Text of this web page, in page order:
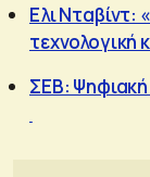
Ελι Νταβίντ:
τεχνολογική
ΣΕΒ: